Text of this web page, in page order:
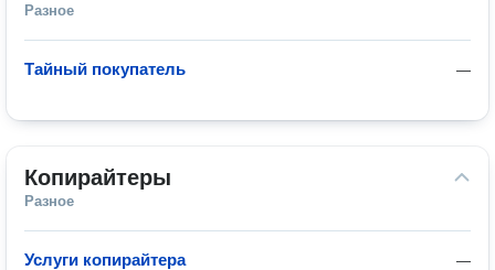
Разное
—
Тайный покупатель
Копирайтеры
Разное
—
Услуги копирайтера